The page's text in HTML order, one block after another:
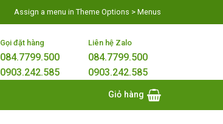
Assign a menu in Theme Options > Menus
Gọi đặt hàng
084.7799.500
0903.242.585
Liên hệ Zalo
084.7799.500
0903.242.585
Giỏ hàng